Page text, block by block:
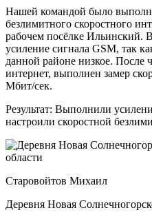
Нашей командой было
безлимитного скоростного
рабочем посёлке Ильинский.
усиление сигнала GSM, так
данной районе низкое. После
интернет, выполнен замер
Мбит/сек.
Результат: Выполнили
настроили скоростной
Старовойтов Михаил
Деревня Новая